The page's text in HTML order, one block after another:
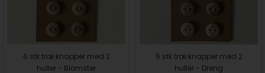
6 stk træ knapper med 2
huller - Blomster
6 stk træ knapper med 2
huller - Dreng